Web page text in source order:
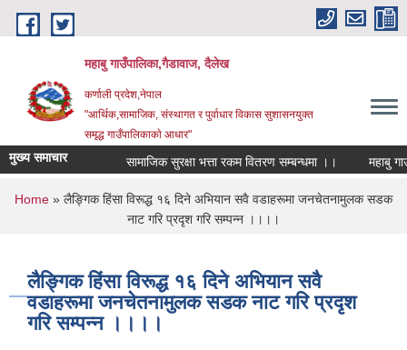
Skip to main content
महाबु गाउँपालिका,गैडावाज, दैलेख
कर्णाली प्रदेश,नेपाल
"आर्थिक,सामाजिक, संस्थागत र पुर्वाधार विकास सुशासनयुक्त
समृद्ध गाउँपालिकाकाे आधार"
मुख्य समाचार सामाजिक सुरक्षा भत्ता रकम वितरण सम्बन्धमा ।।
You are here
Home » लैङ्गिक हिंसा विरूद्ध १६ दिने अभियान सवै वडाहरूमा जनचेतनामुलक सडक
नाट गरि प्रदृश गरि सम्पन्न ।।।।
लैङ्गिक हिंसा विरूद्ध १६ दिने अभियान सवै
वडाहरूमा जनचेतनामुलक सडक नाट गरि प्रदृश
गरि सम्पन्न ।।।।